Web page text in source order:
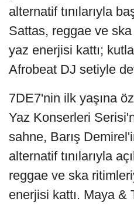
alternatif tınılarıyla
Sattas, reggae ve
yaz enerjisi kattı;
Afrobeat DJ setiyle
7DE7'nin ilk yaşına
Yaz Konserleri
sahne, Barış
alternatif tınılarıyla
reggae ve ska
enerjisi kattı. Maya &